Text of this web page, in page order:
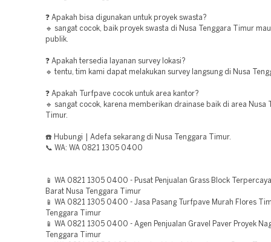
❓ Apakah bisa digunakan untuk proyek swasta?
🔹 sangat cocok, baik proyek swasta di Nusa Tenggara Timur
publik.
❓ Apakah tersedia layanan survey lokasi?
🔹 tentu, tim kami dapat melakukan survey langsung di Nusa
❓ Apakah Turfpave cocok untuk area kantor?
🔹 sangat cocok, karena memberikan drainase baik di area Nusa
Timur.
☎️ Hubungi | Adefa sekarang di Nusa Tenggara Timur.
📞 WA: WA 0821 1305 0400
📱 WA 0821 1305 0400 - Pusat Penjualan Grass Block
Barat Nusa Tenggara Timur
📱 WA 0821 1305 0400 - Jasa Pasang Turfpave Murah Flores
Tenggara Timur
📱 WA 0821 1305 0400 - Agen Penjualan Gravel Paver Proyek
Tenggara Timur